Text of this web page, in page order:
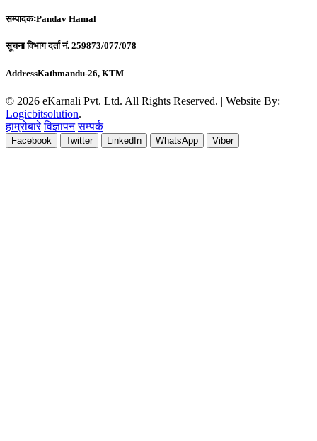
सम्पादकःPandav Hamal
सूचना विभाग दर्ता नं. 259873/077/078
AddressKathmandu-26, KTM
© 2026 eKarnali Pvt. Ltd. All Rights Reserved. | Website By:
Logicbitsolution.
हाम्रोबारे विज्ञापन सम्पर्क
Facebook Twitter LinkedIn WhatsApp Viber